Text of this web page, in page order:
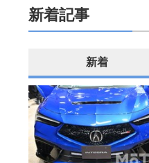
新着記事
新着